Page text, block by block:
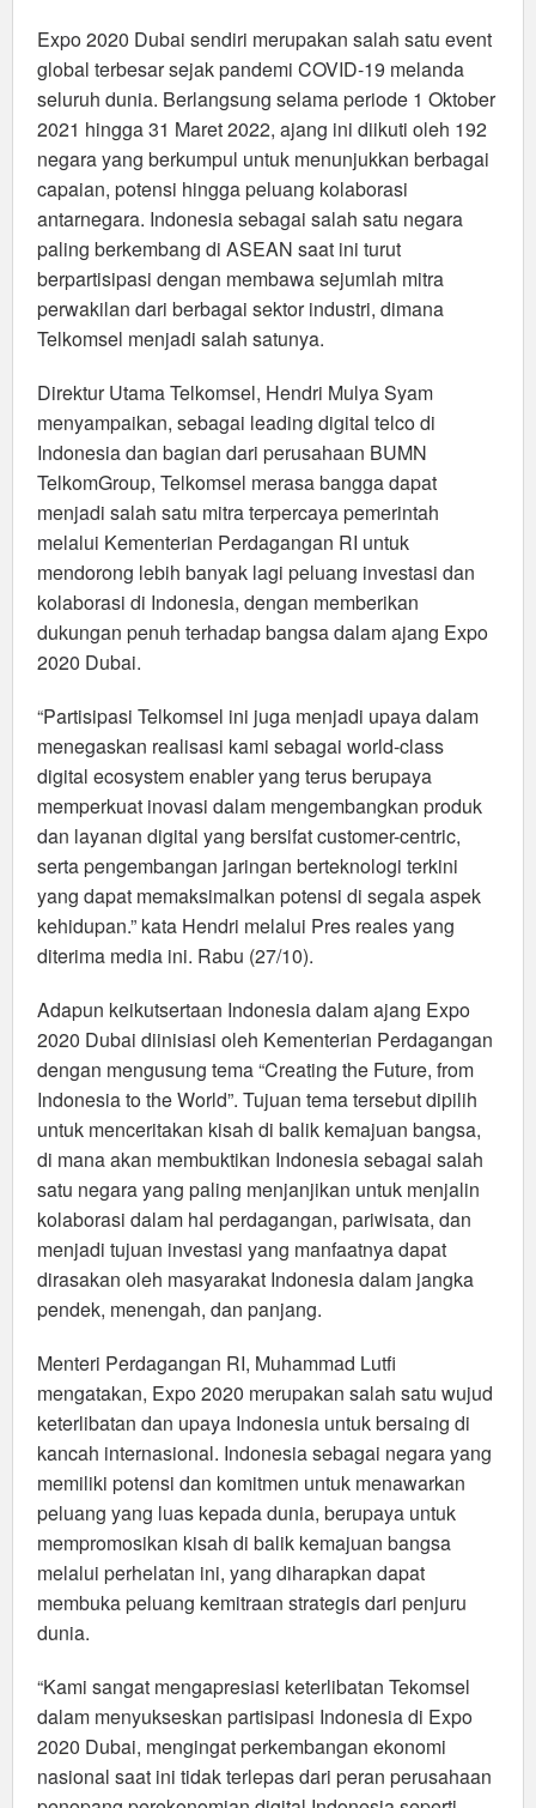
Expo 2020 Dubai sendiri merupakan salah satu event
global terbesar sejak pandemi COVID-19 melanda
seluruh dunia. Berlangsung selama periode 1 Oktober
2021 hingga 31 Maret 2022, ajang ini diikuti oleh 192
negara yang berkumpul untuk menunjukkan berbagai
capaian, potensi hingga peluang kolaborasi
antarnegara. Indonesia sebagai salah satu negara
paling berkembang di ASEAN saat ini turut
berpartisipasi dengan membawa sejumlah mitra
perwakilan dari berbagai sektor industri, dimana
Telkomsel menjadi salah satunya.
Direktur Utama Telkomsel, Hendri Mulya Syam
menyampaikan, sebagai leading digital telco di
Indonesia dan bagian dari perusahaan BUMN
TelkomGroup, Telkomsel merasa bangga dapat
menjadi salah satu mitra terpercaya pemerintah
melalui Kementerian Perdagangan RI untuk
mendorong lebih banyak lagi peluang investasi dan
kolaborasi di Indonesia, dengan memberikan
dukungan penuh terhadap bangsa dalam ajang Expo
2020 Dubai.
“Partisipasi Telkomsel ini juga menjadi upaya dalam
menegaskan realisasi kami sebagai world-class
digital ecosystem enabler yang terus berupaya
memperkuat inovasi dalam mengembangkan produk
dan layanan digital yang bersifat customer-centric,
serta pengembangan jaringan berteknologi terkini
yang dapat memaksimalkan potensi di segala aspek
kehidupan.” kata Hendri melalui Pres reales yang
diterima media ini. Rabu (27/10).
Adapun keikutsertaan Indonesia dalam ajang Expo
2020 Dubai diinisiasi oleh Kementerian Perdagangan
dengan mengusung tema “Creating the Future, from
Indonesia to the World”. Tujuan tema tersebut dipilih
untuk menceritakan kisah di balik kemajuan bangsa,
di mana akan membuktikan Indonesia sebagai salah
satu negara yang paling menjanjikan untuk menjalin
kolaborasi dalam hal perdagangan, pariwisata, dan
menjadi tujuan investasi yang manfaatnya dapat
dirasakan oleh masyarakat Indonesia dalam jangka
pendek, menengah, dan panjang.
Menteri Perdagangan RI, Muhammad Lutfi
mengatakan, Expo 2020 merupakan salah satu wujud
keterlibatan dan upaya Indonesia untuk bersaing di
kancah internasional. Indonesia sebagai negara yang
memiliki potensi dan komitmen untuk menawarkan
peluang yang luas kepada dunia, berupaya untuk
mempromosikan kisah di balik kemajuan bangsa
melalui perhelatan ini, yang diharapkan dapat
membuka peluang kemitraan strategis dari penjuru
dunia.
“Kami sangat mengapresiasi keterlibatan Tekomsel
dalam menyukseskan partisipasi Indonesia di Expo
2020 Dubai, mengingat perkembangan ekonomi
nasional saat ini tidak terlepas dari peran perusahaan